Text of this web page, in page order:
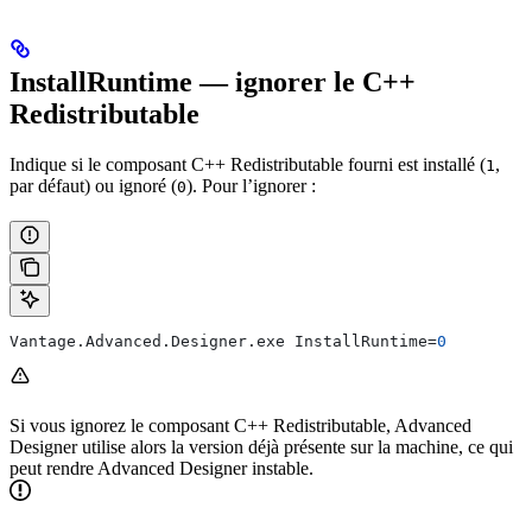
InstallRuntime — ignorer le C++
Redistributable
Indique si le composant C++ Redistributable fourni est installé (1 ,
par défaut) ou ignoré (0). Pour l’ignorer :
Vantage.Advanced.Designer.exe InstallRuntime=0
Si vous ignorez le composant C++ Redistributable, Advanced
Designer utilise alors la version déjà présente sur la machine, ce qui
peut rendre Advanced Designer instable.